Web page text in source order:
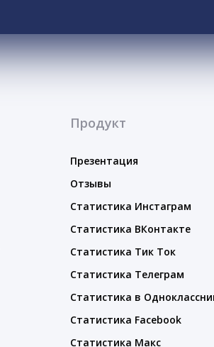
Продукт
Презентация
Отзывы
Статистика Инстаграм
Статистика ВКонтакте
Статистика Тик Ток
Статистика Телеграм
Статистика в
Статистика Facebook
Статистика Макс